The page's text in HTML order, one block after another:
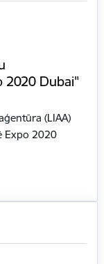
2020 Dubai"
(LIAA)
Expo 2020